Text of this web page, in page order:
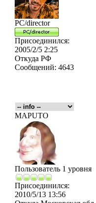
PC/director
Присоединился:
2005/2/5 2:25
Откуда РФ
Сообщений: 4643
MAPUTO
Пользователь 1 уровня
Присоединился:
2010/5/13 13:56